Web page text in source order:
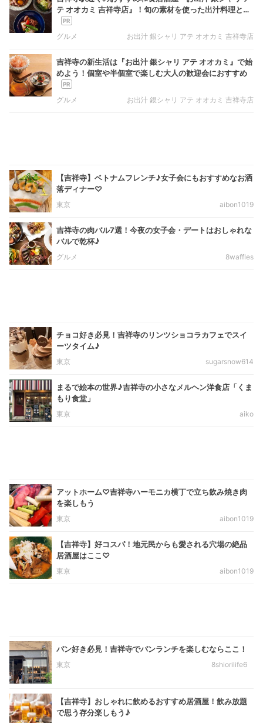
テ オオカミ 吉祥寺店』！旬の素材を使った出汁料理と炊
き立て銀シャリを堪能
グルメ お出汁 銀シャリ アテ オオカミ 吉祥寺店
吉祥寺の新生活は『お出汁 銀シャリ アテ オオカミ』で始
めよう！個室や半個室で楽しむ大人の歓迎会におすすめ
グルメ お出汁 銀シャリ アテ オオカミ 吉祥寺店
【吉祥寺】ベトナムフレンチ♪女子会にもおすすめなお洒
落ディナー♡
東京 aibon1019
吉祥寺の肉バル7選！今夜の女子会・デートはおしゃれな
バルで乾杯♪
グルメ 8waffles
チョコ好き必見！吉祥寺のリンツショコラカフェでスイ
ーツタイム♪
東京 sugarsnow614
まるで絵本の世界♪吉祥寺の小さなメルヘン洋食店「くま
もり食堂」
東京 aiko
アットホーム♡吉祥寺ハーモニカ横丁で立ち飲み焼き肉
を楽しもう
東京 aibon1019
【吉祥寺】好コスパ！地元民からも愛される穴場の絶品
居酒屋はここ♡
東京 aibon1019
パン好き必見！吉祥寺でパンランチを楽しむならここ！
東京 8shiorilife6
【吉祥寺】おしゃれに飲めるおすすめ居酒屋！飲み放題
で思う存分楽しもう♪